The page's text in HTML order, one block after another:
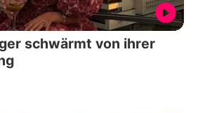
schwärmt von ihrer